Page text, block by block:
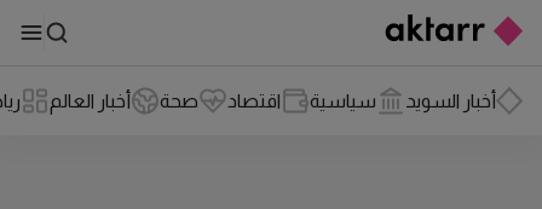
أخبار السويد سياسية اقتصاد صحة أخبار العالم